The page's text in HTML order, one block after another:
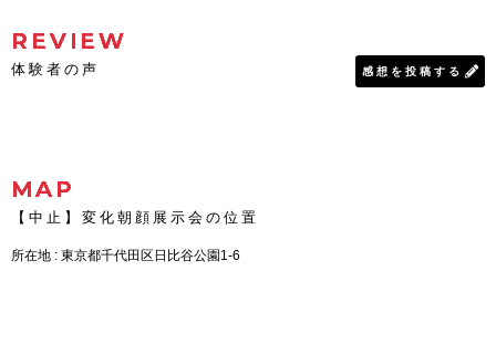
REVIEW
体験者の声 感想を投稿する
MAP
【中止】変化朝顔展示会の位置
所在地 : 東京都千代田区日比谷公園1-6